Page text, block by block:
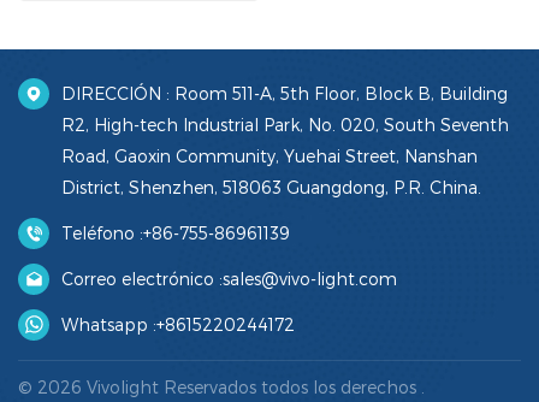
DIRECCIÓN : Room 511-A, 5th Floor, Block B, Building
R2, High-tech Industrial Park, No. 020, South Seventh
Road, Gaoxin Community, Yuehai Street, Nanshan
District, Shenzhen, 518063 Guangdong, P.R. China.
Teléfono :+86-755-86961139
Correo electrónico :sales@vivo-light.com
Whatsapp :+8615220244172
© 2026 Vivolight Reservados todos los derechos .